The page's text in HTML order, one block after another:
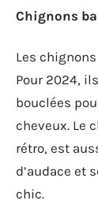
Chignons
Les
Pour 2024,
bouclées
cheveux. Le
rétro, est
d’audace et
chic.